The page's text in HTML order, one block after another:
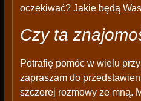
oczekiwać? Jakie będą
Czy ta
Potrafię pomóc w wielu
zapraszam do
szczerej rozmowy ze mną.